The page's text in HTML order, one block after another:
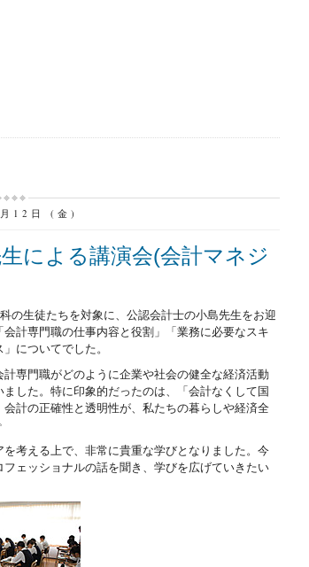
12日 (金)
による講演会(会計マネジ
の生徒たちを対象に、公認会計士の小島先生をお迎
計専門職の仕事内容と役割」「業務に必要なスキ
についてでした。
専門職がどのように企業や社会の健全な経済活動
した。特に印象的だったのは、「会計なくして国
計の正確性と透明性が、私たちの暮らしや経済全
考える上で、非常に貴重な学びとなりました。今
ェッショナルの話を聞き、学びを広げていきたい